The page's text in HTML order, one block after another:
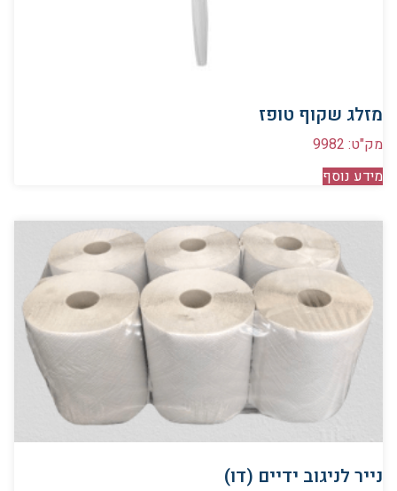
מזלג שקוף טופז
מק"ט: 9982
מידע נוסף
נייר לניגוב ידיים (דו)